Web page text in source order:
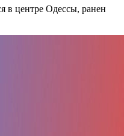
в центре Одессы, ранен